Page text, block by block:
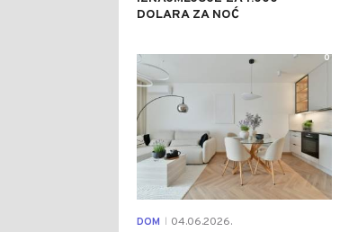
DOLARA ZA NOĆ
DOM 04.06.2026.
0